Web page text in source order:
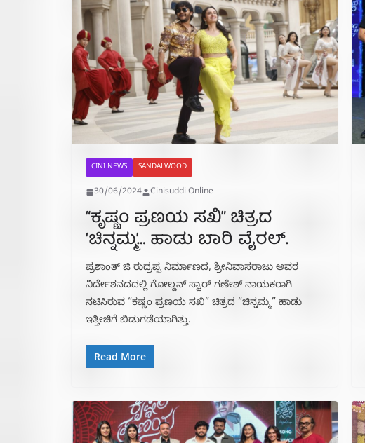
CINI NEWS SANDALWOOD
30/06/2024 Cinisuddi Online
“ಕೃಷ್ಣಂ ಪ್ರಣಯ ಸಖಿ” ಚಿತ್ರದ
‘ಚಿನ್ನಮ್ಮ’… ಹಾಡು ಬಾರಿ ವೈರಲ್.
ಪ್ರಶಾಂತ್ ಜಿ ರುದ್ರಪ್ಪ ನಿರ್ಮಾಣದ, ಶ್ರೀನಿವಾಸರಾಜು ಅವರ
ನಿರ್ದೇಶನದದಲ್ಲಿ ಗೋಲ್ಡನ್ ಸ್ಟಾರ್ ಗಣೇಶ್ ನಾಯಕರಾಗಿ
ನಟಿಸಿರುವ “ಕಷ್ಣಂ ಪ್ರಣಯ ಸಖಿ” ಚಿತ್ರದ “ಚಿನ್ನಮ್ಮ” ಹಾಡು
ಇತ್ತೀಚಿಗೆ ಬಿಡುಗಡೆಯಾಗಿತ್ತು.
Read More